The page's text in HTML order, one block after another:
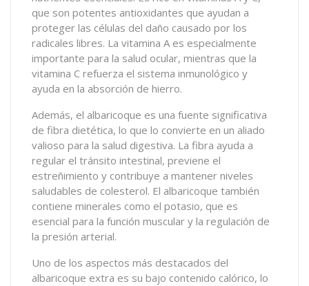
que son potentes antioxidantes que ayudan a
proteger las células del daño causado por los
radicales libres. La vitamina A es especialmente
importante para la salud ocular, mientras que la
vitamina C refuerza el sistema inmunológico y
ayuda en la absorción de hierro.
Además, el albaricoque es una fuente significativa
de fibra dietética, lo que lo convierte en un aliado
valioso para la salud digestiva. La fibra ayuda a
regular el tránsito intestinal, previene el
estreñimiento y contribuye a mantener niveles
saludables de colesterol. El albaricoque también
contiene minerales como el potasio, que es
esencial para la función muscular y la regulación de
la presión arterial.
Uno de los aspectos más destacados del
albaricoque extra es su bajo contenido calórico, lo